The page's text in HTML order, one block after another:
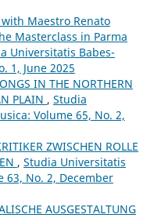
Maestro Renato
Masterclass in Parma
Universitatis Babes-
1, June 2025
IN THE NORTHERN
PLAIN , Studia
Volume 65, No. 2,
ZWISCHEN ROLLE
, Studia Universitatis
63, No. 2, December
AUSGESTALTUNG